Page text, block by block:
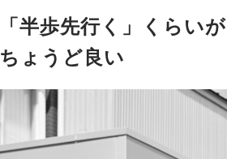
「半歩先行く」くらいが
ちょうど良い